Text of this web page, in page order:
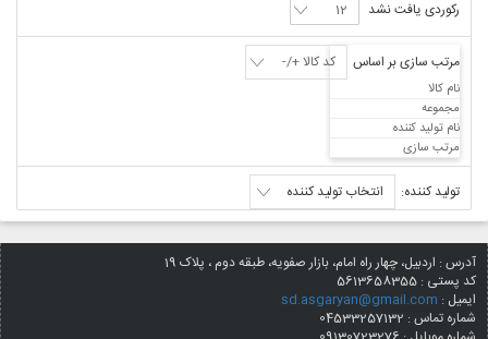
رکوردی یافت نشد
مرتب سازی بر اساس کد کالا +/-
نام کالا
مجموعه
نام تولید کننده
مرتب سازی
تولید کننده: انتخاب تولید کننده
آدرس : اردبیل، چهار راه امام، بازار صفویه، طبقه دوم ، پلاک 19
کد پستی : 5613658355
ایمیل : sd.asgaryan@gmail.com
شماره تماس : 04533257132